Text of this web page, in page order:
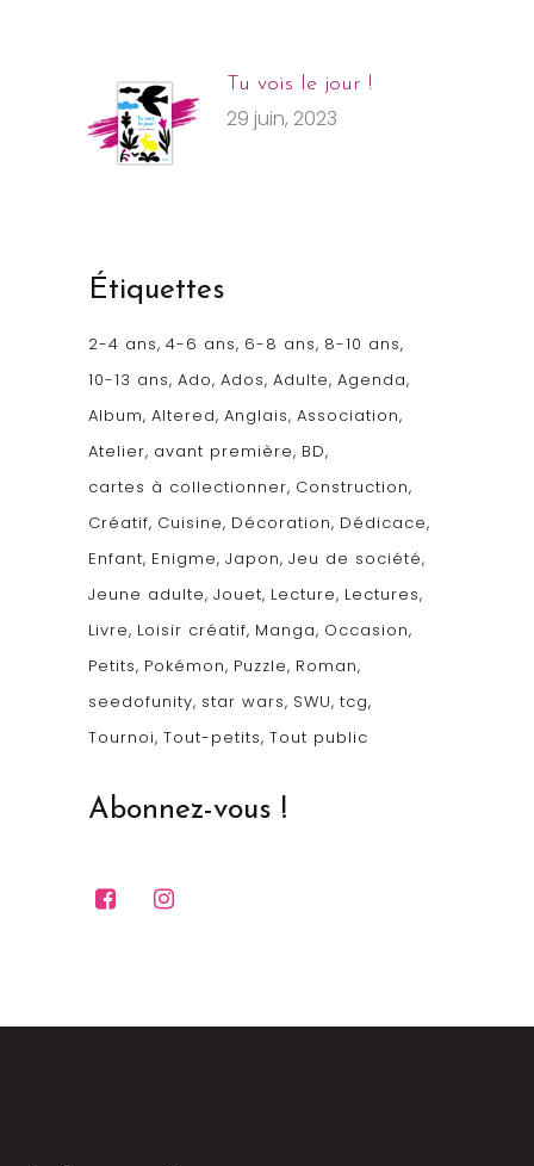
Tu vois le jour !
29 juin, 2023
Étiquettes
2-4 ans 4-6 ans 6-8 ans 8-10 ans
10-13 ans Ado Ados Adulte Agenda
Album Altered Anglais Association
Atelier avant première BD
cartes à collectionner Construction
Créatif Cuisine Décoration Dédicace
Enfant Enigme Japon Jeu de société
Jeune adulte Jouet Lecture Lectures
Livre Loisir créatif Manga Occasion
Petits Pokémon Puzzle Roman
seedofunity star wars SWU tcg
Tournoi Tout-petits Tout public
Abonnez-vous !